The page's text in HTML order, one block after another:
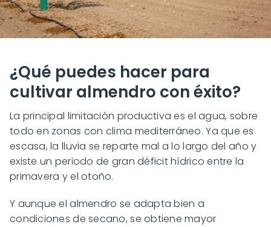
¿Qué puedes hacer para
cultivar almendro con éxito?
La principal limitación productiva es el agua, sobre
todo en zonas con clima mediterráneo. Ya que es
escasa, la lluvia se reparte mal a lo largo del año y
existe un periodo de gran déficit hídrico entre la
primavera y el otoño.
Y aunque el almendro se adapta bien a
condiciones de secano, se obtiene mayor